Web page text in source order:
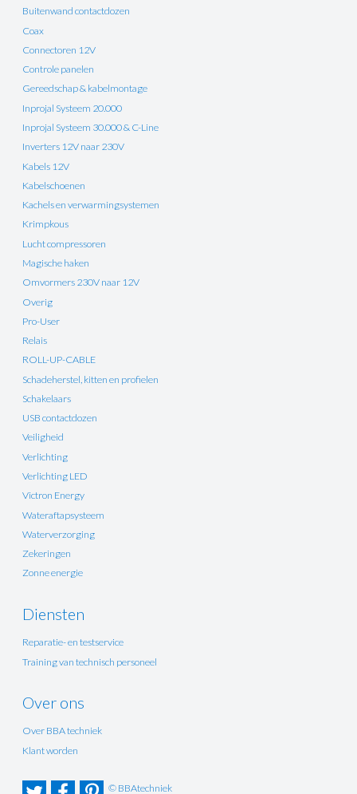
Buitenwand contactdozen
Coax
Connectoren 12V
Controle panelen
Gereedschap & kabelmontage
Inprojal Systeem 20.000
Inprojal Systeem 30.000 & C-Line
Inverters 12V naar 230V
Kabels 12V
Kabelschoenen
Kachels en verwarmingsystemen
Krimpkous
Lucht compressoren
Magische haken
Omvormers 230V naar 12V
Overig
Pro-User
Relais
ROLL-UP-CABLE
Schadeherstel, kitten en profielen
Schakelaars
USB contactdozen
Veiligheid
Verlichting
Verlichting LED
Victron Energy
Wateraftapsysteem
Waterverzorging
Zekeringen
Zonne energie
Diensten
Reparatie- en testservice
Training van technisch personeel
Over ons
Over BBA techniek
Klant worden
© BBAtechniek